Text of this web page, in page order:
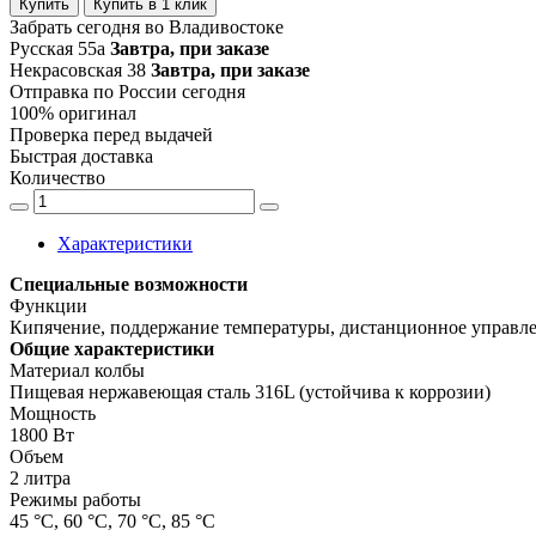
Купить Купить в 1 клик
Забрать сегодня во Владивостоке
Русская 55а Завтра, при заказе
Некрасовская 38 Завтра, при заказе
Отправка по России сегодня
100% оригинал
Проверка перед выдачей
Быстрая доставка
Количество
Характеристики
Специальные возможности
Функции
Кипячение, поддержание температуры, дистанционное
Общие характеристики
Материал колбы
Пищевая нержавеющая сталь 316L (устойчива к коррозии)
Мощность
1800 Вт
Объем
2 литра
Режимы работы
45 °C, 60 °C, 70 °C, 85 °C